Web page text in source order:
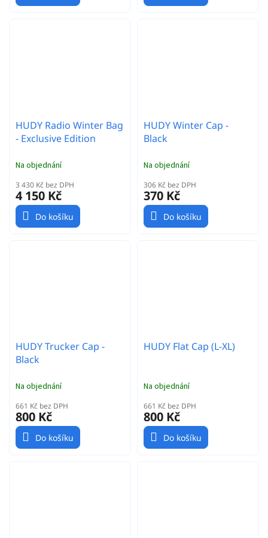
HUDY Radio Winter Bag
- Exclusive Edition
Na objednání
3 430 Kč bez DPH
4 150 Kč
Do košíku
HUDY Winter Cap -
Black
Na objednání
306 Kč bez DPH
370 Kč
Do košíku
HUDY Trucker Cap -
Black
Na objednání
661 Kč bez DPH
800 Kč
Do košíku
HUDY Flat Cap (L-XL)
Na objednání
661 Kč bez DPH
800 Kč
Do košíku